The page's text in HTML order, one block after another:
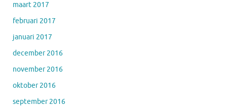
maart 2017
februari 2017
januari 2017
december 2016
november 2016
oktober 2016
september 2016